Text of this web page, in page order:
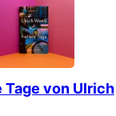
Tage von Ulrich